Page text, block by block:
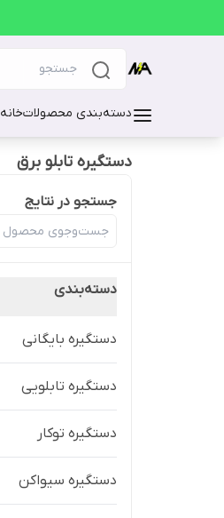
دسته‌بندی محصولاتخانه
دستگیره تابلو برق
جستجو در نتایج
دسته‌بندی
دستگیره بایگانی
دستگیره تابلویی
دستگیره توکار
دستگیره سیواکن